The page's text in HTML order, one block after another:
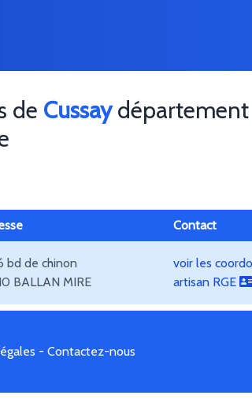
de Cussay
Contact
bd de chinon
BALLAN MIRE
voir les
artisan RGE
- Contactez-nous